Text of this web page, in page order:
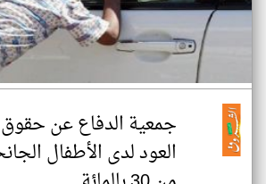
جمعية الدفاع عن
العود لدى الأطفال